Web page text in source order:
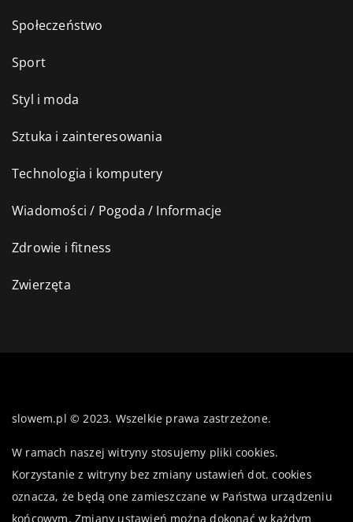
Społeczeństwo
Sport
Styl i moda
Sztuka i zainteresowania
Technologia i komputery
Wiadomości / Pogoda / Informacje
Zdrowie i fitness
Zwierzęta
slowem.pl © 2023. Wszelkie prawa zastrzeżone.
W ramach naszej witryny stosujemy pliki cookies.
Korzystanie z witryny bez zmiany ustawień dot. cookies
oznacza, że będą one zamieszczane w Państwa urządzeniu
końcowym. Zmiany ustawień można dokonać w każdym